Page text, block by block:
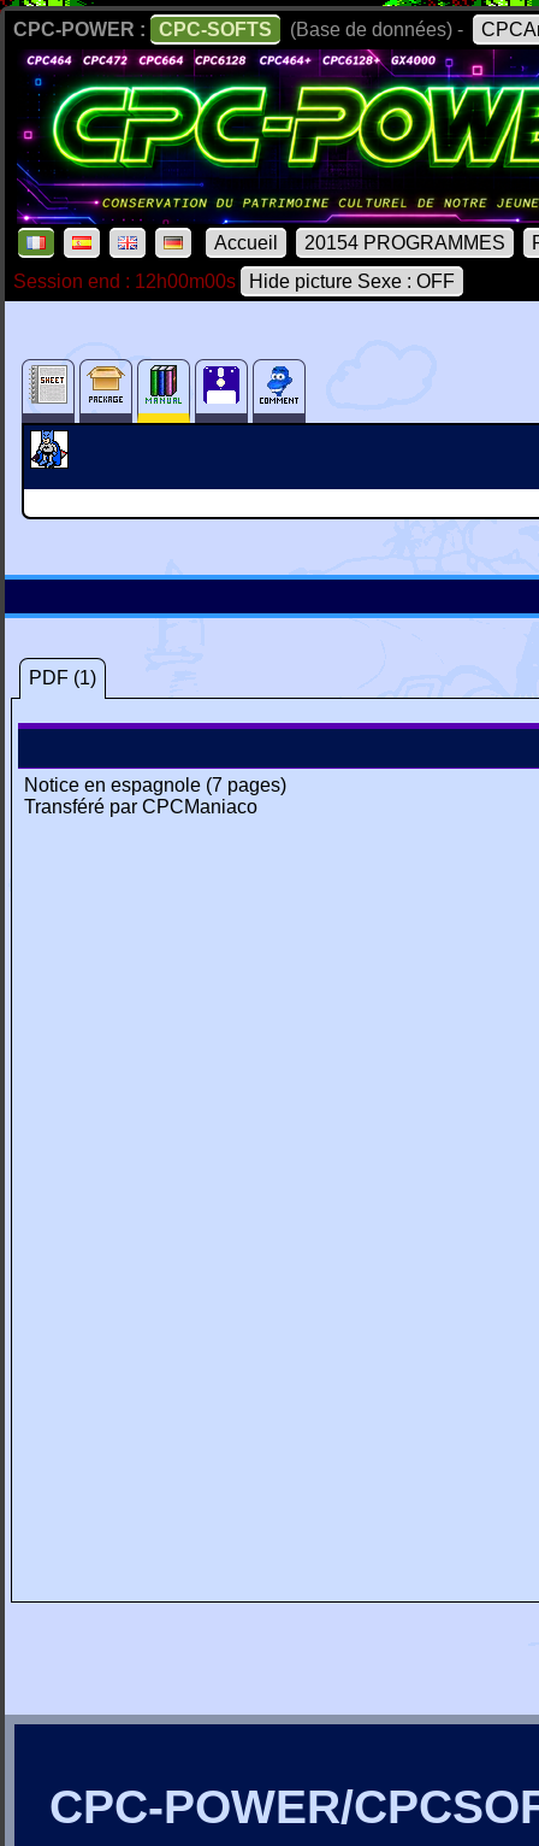
CPC-POWER : CPC-SOFTS (Base de données) -
Accueil 20154 PROGRAMMES
Session end : 12h00m00s
Hide picture Sexe : OFF
PDF (1)
Notice en espagnole (7 pages)
Transféré par CPCManiaco
CPC-POWER/